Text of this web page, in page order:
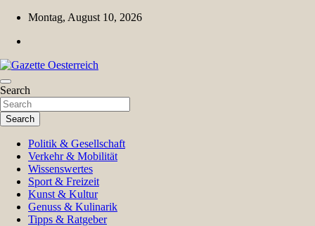
Skip
content
Montag, August 10, 2026
Gazette Oesterreich
Magazin für Freizeit, Politik, Kultur & Wissenschaft
Search
Search
Politik & Gesellschaft
Verkehr & Mobilität
Wissenswertes
Sport & Freizeit
Kunst & Kultur
Genuss & Kulinarik
Tipps & Ratgeber